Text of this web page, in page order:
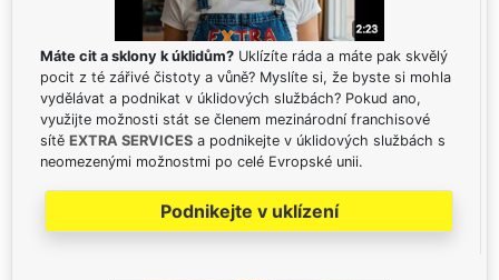
Máte cit a sklony k úklidům? Uklízíte ráda a máte pak skvělý
pocit z té zářivé čistoty a vůně? Myslíte si, že byste si mohla
vydělávat a podnikat v úklidových službách? Pokud ano,
využijte možnosti stát se členem mezinárodní franchisové
sítě EXTRA SERVICES a podnikejte v úklidových službách s
neomezenými možnostmi po celé Evropské unii.
Podnikejte v uklízení